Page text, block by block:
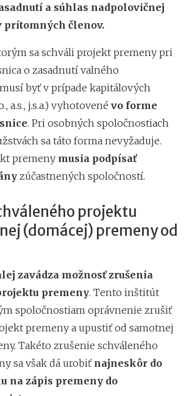
a súhlas nadpolovičnej
prítomných členov.
sa schváli projekt premeny pri
o zasadnutí valného
byť v prípade kapitálových
a.s., j.s.a.) vyhotovené vo forme
. Pri osobných spoločnostiach
sa táto forma nevyžaduje.
premeny musia podpísať
zúčastnených spoločností.
projektu
(domácej) premeny od
zavádza možnosť zrušenia
premeny. Tento inštitút
spoločnostiam oprávnenie zrušiť
premeny a upustiť od samotnej
Takéto zrušenie schváleného
sa však dá urobiť najneskôr do
na zápis premeny do